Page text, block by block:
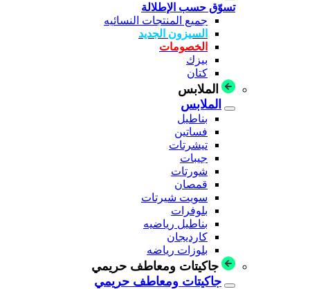
تسوّق حسب الإطلالة
جميع المنتجات النسائيه
السيزون الجديد
الخصومات
بيزك
كتان
الملابس
الملابس
بناطيل
فساتين
تيشرتات
جيبات
شورتات
قمصان
سويت شيرتات
بلوفرات
بناطيل رياضيه
كارديجان
بلوزات رياضه
جاكيتات ومعاطف حريمي
جاكيتات ومعاطف حريمي